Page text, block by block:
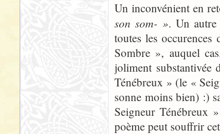
Un inconvénient en
son som- ». Un
toutes les
Sombre », auquel
joliment substantivée
Ténébreux » (le «
sonne moins bien) :)
Seigneur Ténébreux
poème peut souffrir